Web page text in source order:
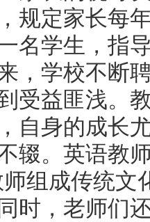
规定家长每
名学生，指
，学校不断
受益匪浅。
自身的成长
辍。英语教
师组成传统
时，老师们